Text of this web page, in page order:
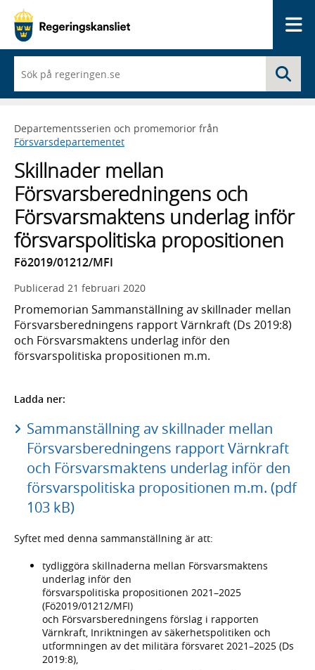
du
börjar
skriva
framträder
en
med
sökförslag
Departementsserien och promemorior från
Försvarsdepartementet
Skillnader mellan
Försvarsberedningens och
Försvarsmaktens underlag inför
försvarspolitiska propositionen
Fö2019/01212/MFI
Publicerad 21 februari 2020
Promemorian Sammanställning av skillnader mellan
Försvarsberedningens rapport Värnkraft (Ds 2019:8)
och Försvarsmaktens underlag inför den
försvarspolitiska propositionen m.m.
Ladda ner:
Sammanställning av skillnader mellan
Försvarsberedningens rapport Värnkraft
och Försvarsmaktens underlag inför den
försvarspolitiska propositionen m.m. (pdf
103 kB)
Syftet med denna sammanställning är att:
tydliggöra skillnaderna mellan Försvarsmaktens
underlag inför den
försvarspolitiska propositionen 2021–2025
(Fö2019/01212/MFI)
och Försvarsberedningens förslag i rapporten
Värnkraft, Inriktningen av säkerhetspolitiken och
utformningen av det militära försvaret 2021–2025 (Ds
2019:8),